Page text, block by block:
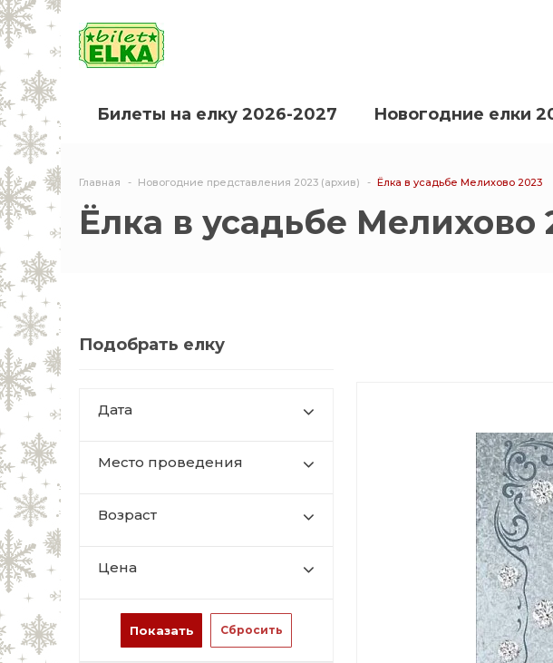
Билеты на елку 2026-2027 Новогодние елки
Главная Новогодние представления 2023 (архив) Ёлка в усадьбе Мелихово 2023
Ёлка в усадьбе Мелихово
Подобрать елку
Дата
Место проведения
Возраст
Цена